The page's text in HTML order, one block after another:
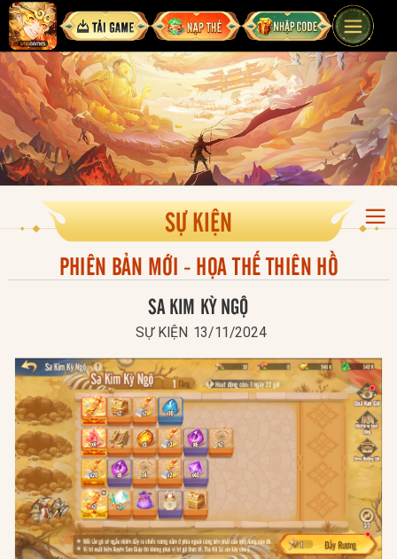
SỰ KIỆN
PHIÊN BẢN MỚI - HỌA THẾ THIÊN HỒ
SA KIM KỲ NGỘ
SỰ KIỆN 13/11/2024